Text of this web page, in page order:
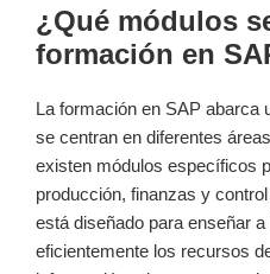
¿Qué módulos
formación en
La formación en SAP⁣ abarca
se centran en diferentes
existen módulos específicos​
producción, finanzas y
está diseñado para enseñar
eficientemente ⁤los recursos